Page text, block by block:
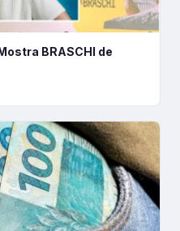
BRASCHI de